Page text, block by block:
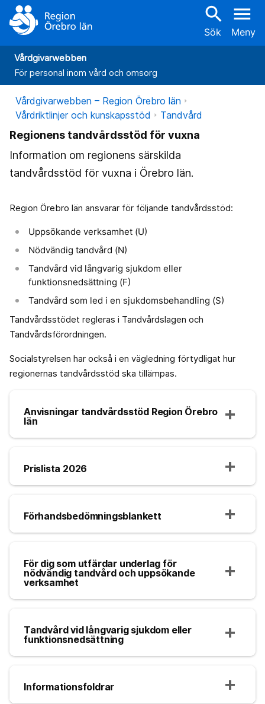
search
Sök
menu
Meny
Vårdgivarwebben
För personal inom vård och omsorg
Vårdgivarwebben – Region Örebro län
Vårdriktlinjer och kunskapsstöd
Tandvård
Regionens tandvårdsstöd för vuxna
Information om regionens särskilda
tandvårdsstöd för vuxna i Örebro län.
Region Örebro län ansvarar för följande tandvårdsstöd:
Uppsökande verksamhet (U)
Nödvändig tandvård (N)
Tandvård vid långvarig sjukdom eller
funktionsnedsättning (F)
Tandvård som led i en sjukdomsbehandling (S)
Tandvårdsstödet regleras i Tandvårdslagen och
Tandvårdsförordningen.
Socialstyrelsen har också i en vägledning förtydligat hur
regionernas tandvårdsstöd ska tillämpas.
Anvisningar tandvårdsstöd Region Örebro
län
Prislista 2026
Förhandsbedömningsblankett
För dig som utfärdar underlag för
nödvändig tandvård och uppsökande
verksamhet
Tandvård vid långvarig sjukdom eller
funktionsnedsättning
Informationsfoldrar